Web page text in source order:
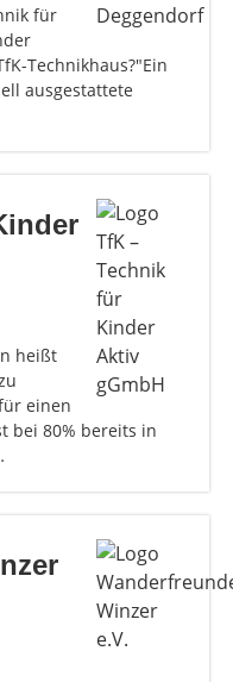
für
Technikhaus?"Ein
ausgestattete
heißt
einen
bei 80% bereits in